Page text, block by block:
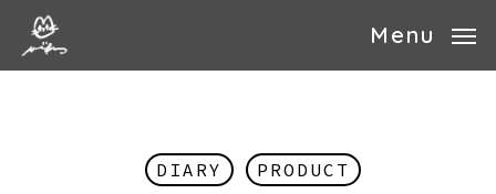
Menu
DIARY PRODUCT